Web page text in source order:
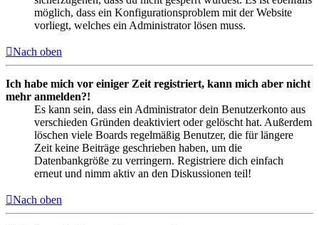
möglich, dass ein Konfigurationsproblem mit der Website
vorliegt, welches ein Administrator lösen muss.
Nach oben
Ich habe mich vor einiger Zeit registriert, kann mich aber nicht
mehr anmelden?!
Es kann sein, dass ein Administrator dein Benutzerkonto aus
verschieden Gründen deaktiviert oder gelöscht hat. Außerdem
löschen viele Boards regelmäßig Benutzer, die für längere
Zeit keine Beiträge geschrieben haben, um die
Datenbankgröße zu verringern. Registriere dich einfach
erneut und nimm aktiv an den Diskussionen teil!
Nach oben